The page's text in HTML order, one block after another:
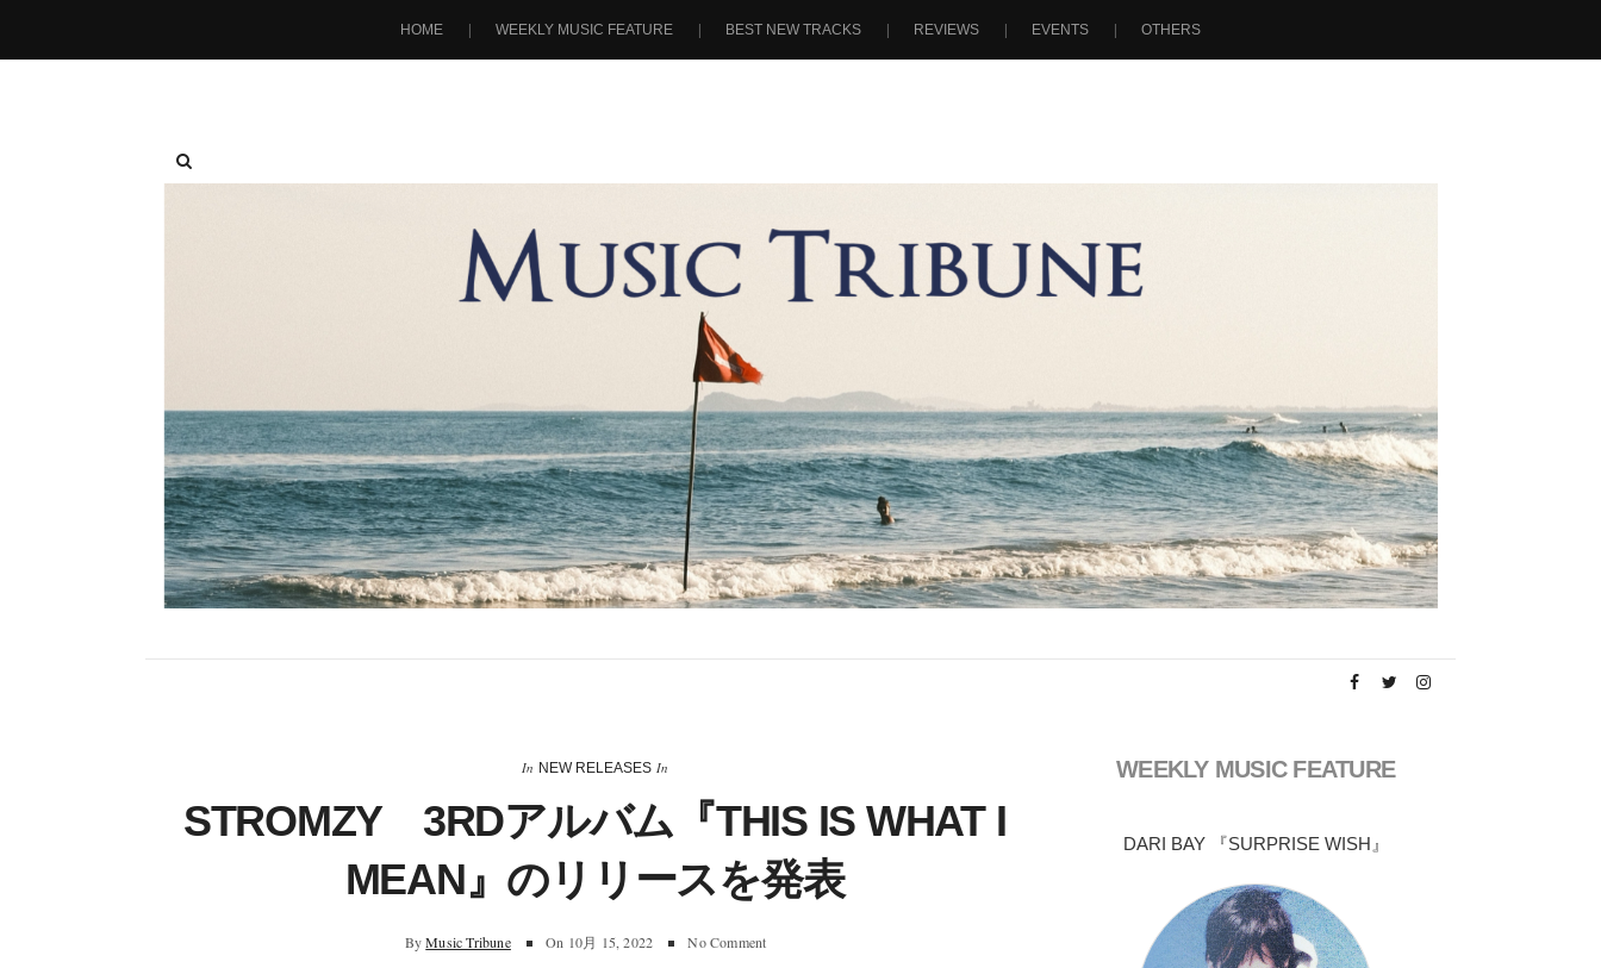
HOME WEEKLY MUSIC FEATURE BEST NEW TRACKS REVIEWS EVENTS OTHERS
In NEW RELEASES In
STROMZY 3RDアルバム『THIS IS WHAT I
MEAN』のリリースを発表
By Music Tribune On 10月 15, 2022 No Comment
WEEKLY MUSIC FEATURE
DARI BAY 『SURPRISE WISH』